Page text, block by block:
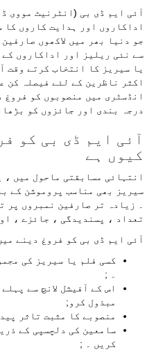
آئی ایم ڈی بی (انٹرنیٹ مووی
اداکاروں اور ہدایت کاروں کا
جو دنیا بھر میں لاکھوں
سے نئی ریلیز اور اداکاروں
یا سیریز کا انتخاب کرتے وقت
اکثر ناظرین کے لئے فیصلہ کن
انڈسٹری میں منصوبوں کو فروغ
درجہ بندی اور جائزوں کو
آئی ایم ڈی بی کو
کیوں ہے
انتہائی مسابقتی ماحول میں ،
سیریز بھی مناسب پروموشن کے
۔ زیادہ تر صارفین نمبروں پر
تعداد ، پسندیدگی ، جائزے ،
آئی ایم ڈی بی کو فروغ دینے
کسی فلم یا سیریز کی
۔ ;
اس کے آفیشل لانچ سے
مبذول کرو;
منصوبے کا مثبت تاثر
سامعین کی دلچسپی کے
کریں ۔ ;